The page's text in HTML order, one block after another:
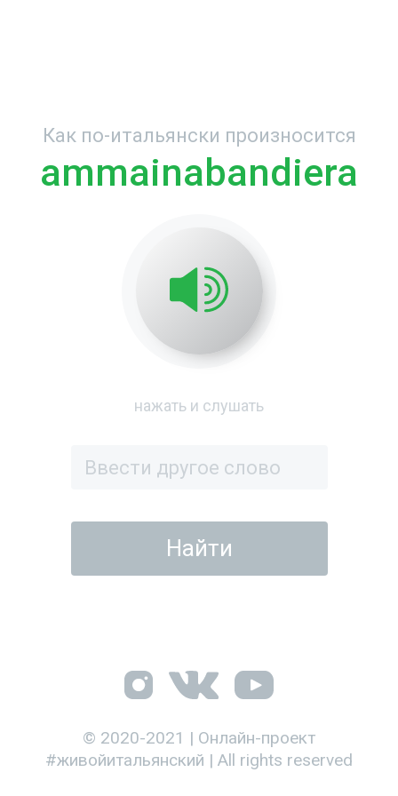
Как по-итальянски произносится
ammainabandiera
нажать и слушать
© 2020-2021 | Онлайн-проект
#живойитальянский | All rights reserved